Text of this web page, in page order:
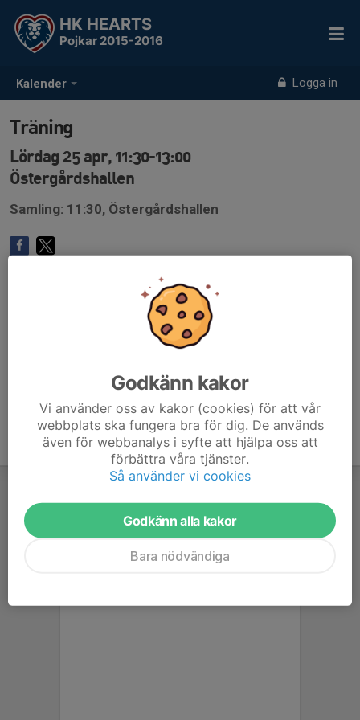
Kalender Logga in
HK HEARTS
Pojkar 2015-2016
Träning
Lördag 25 apr, 11:30-13:00
Östergårdshallen
Samling: 11:30, Östergårdshallen
Godkänn kakor
Vi använder oss av kakor (cookies) för att vår
webbplats ska fungera bra för dig. De används
även för webbanalys i syfte att hjälpa oss att
förbättra våra tjänster.
Så använder vi cookies
Godkänn alla kakor
Bara nödvändiga